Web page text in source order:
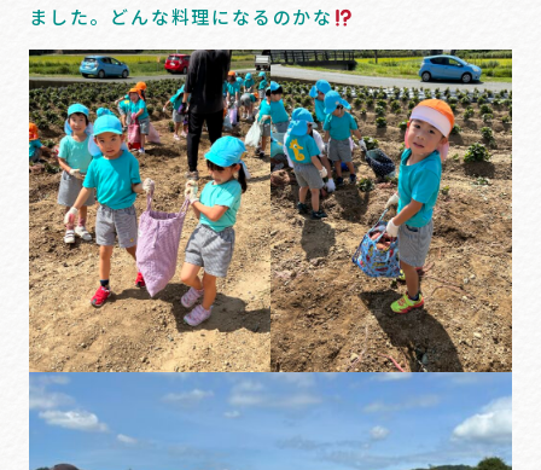
ました。どんな料理になるのかな